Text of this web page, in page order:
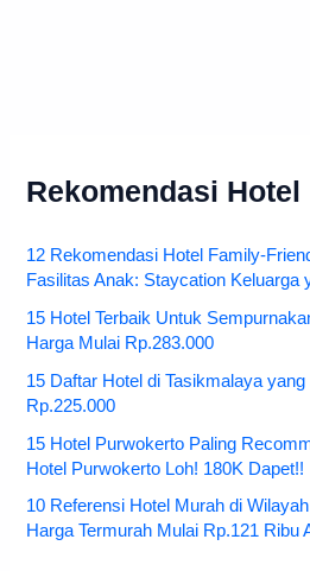
Rekomendasi Hotel
12 Rekomendasi Hotel Family-
Fasilitas Anak: Staycation Keluarga
15 Hotel Terbaik Untuk
Harga Mulai Rp.283.000
15 Daftar Hotel di Tasikmalaya
Rp.225.000
15 Hotel Purwokerto Paling
Hotel Purwokerto Loh! 180K Dapet!!
10 Referensi Hotel Murah di
Harga Termurah Mulai Rp.121 Ribu